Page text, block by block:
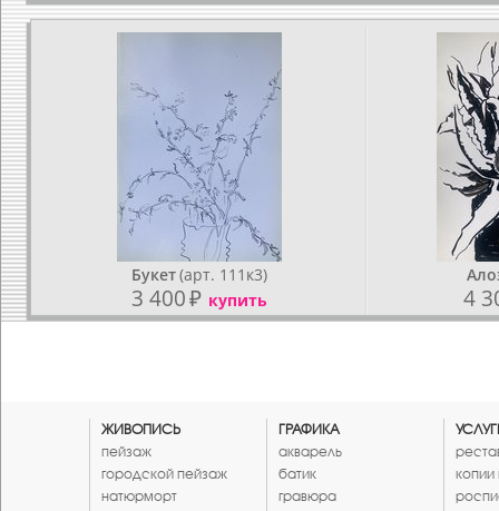
Букет(арт. 111к3)
3 400₽ купить 4
ЖИВОПИСЬ
пейзаж
городской пейзаж
натюрморт
ГРАФИКА
акварель
батик
гравюра
копии